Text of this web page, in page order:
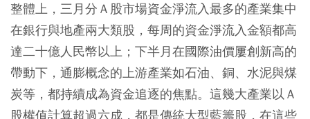
整體上，三月分Ａ股市場資金淨流入最多的產業集中
在銀行與地產兩大類股，每周的資金淨流入金額都高
達二十億人民幣以上；下半月在國際油價屢創新高的
帶動下，通膨概念的上游產業如石油、銅、水泥與煤
炭等，都持續成為資金追逐的焦點。這幾大產業以Ａ
股權值計算超過六成，都是傳統大型藍籌股，在這些